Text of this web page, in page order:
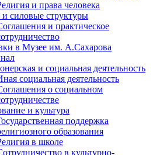
и права человека
силовые структуры
и практическое
в Музее им. А.Сахарова
и социальная деятельность
социальная деятельность
о социальном
и культура
поддержка
образования
в школе
в культурно-